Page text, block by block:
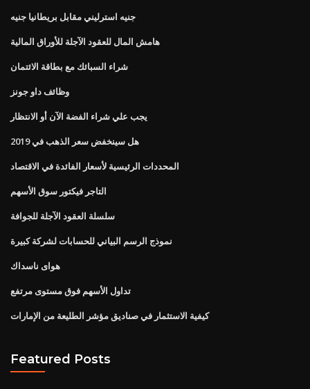
جنيه استرليني مقابل بريطانيا جنيه
هامش المال للعقود الآجلة للأوراق المالية
شراء السبائك مع بطاقة الائتمان
وظائف داو جونز
يجب علي شراء الفضة الآن أو الانتظار
هل سينخفض ​​سعر الذهب في 2019
المحددات الرئيسية لأسعار الفائدة في الاقتصاد
التاجر فيكتور سوق الأسهم
سلسلة العقود الآجلة للجوافة
نموذج الرسم البياني للحسابات لشركة كبيرة
هواى ناسداك
تداول الأسهم فوق مستوى مرتفع
كيفية الاستثمار في صناديق مؤشر الطليعة من الإمارات
Featured Posts